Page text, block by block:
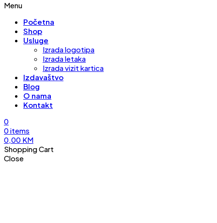
Menu
Početna
Shop
Usluge
Izrada logotipa
Izrada letaka
Izrada vizit kartica
Izdavaštvo
Blog
O nama
Kontakt
0
0items
0,00 KM
Shopping Cart
Close